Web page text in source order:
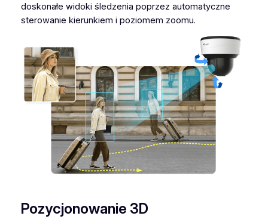
doskonałe widoki śledzenia poprzez automatyczne
sterowanie kierunkiem i poziomem zoomu.
Pozycjonowanie 3D